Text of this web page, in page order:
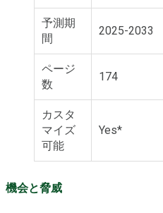
予測期
間
2025-2033
ページ
数
174
カスタ
マイズ
可能
Yes*
機会と脅威